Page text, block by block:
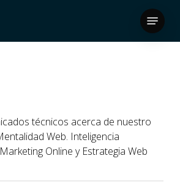
Menu
técnicos acerca de nuestro
Web. Inteligencia
Online y Estrategia Web
Close